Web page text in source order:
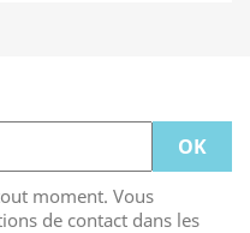
moment. Vous
de contact dans les